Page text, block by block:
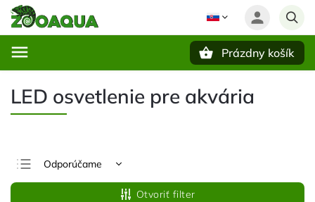
Prázdny košík
LED osvetlenie pre akvária
Odporúčame
Najlacnejšie
Otvoriť filter